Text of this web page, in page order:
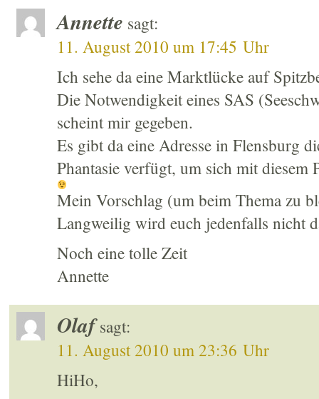
Annette sagt:
11. August 2010 um 17:45 Uhr
Ich sehe da eine Marktlücke auf
Die Notwendigkeit eines SAS
scheint mir gegeben.
Es gibt da eine Adresse in Flensburg
Phantasie verfügt, um sich mit diesem
Mein Vorschlag (um beim Thema zu
Langweilig wird euch jedenfalls nicht
Noch eine tolle Zeit
Annette
Olaf sagt:
11. August 2010 um 23:36 Uhr
HiHo,